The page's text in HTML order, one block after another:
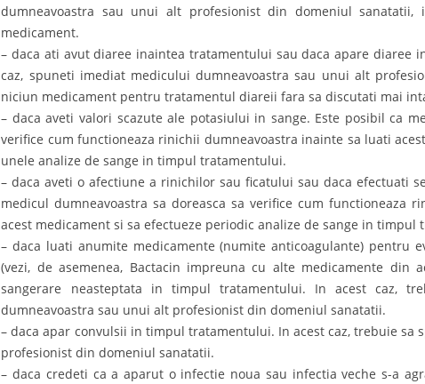
dumneavoastra sau unui alt profesionist din domeniul
medicament.
– daca ati avut diaree inaintea tratamentului sau daca apare diaree
caz, spuneti imediat medicului dumneavoastra sau unui alt
niciun medicament pentru tratamentul diareii fara sa discutati mai
– daca aveti valori scazute ale potasiului in sange. Este posibil ca
verifice cum functioneaza rinichii dumneavoastra inainte sa luati
unele analize de sange in timpul tratamentului.
– daca aveti o afectiune a rinichilor sau ficatului sau daca efectuati
medicul dumneavoastra sa doreasca sa verifice cum functioneaza
acest medicament si sa efectueze periodic analize de sange in timpul
– daca luati anumite medicamente (numite anticoagulante) pentru
(vezi, de asemenea, Bactacin impreuna cu alte medicamente din
sangerare neasteptata in timpul tratamentului. In acest caz,
dumneavoastra sau unui alt profesionist din domeniul sanatatii.
– daca apar convulsii in timpul tratamentului. In acest caz, trebuie
profesionist din domeniul sanatatii.
– daca credeti ca a aparut o infectie noua sau infectia veche s-a